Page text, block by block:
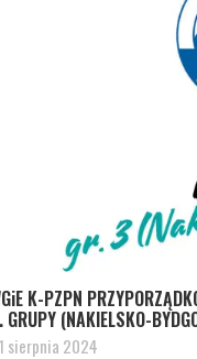
K-PZPN
GRUPY (NAKIELSKO-
sierpnia 2024